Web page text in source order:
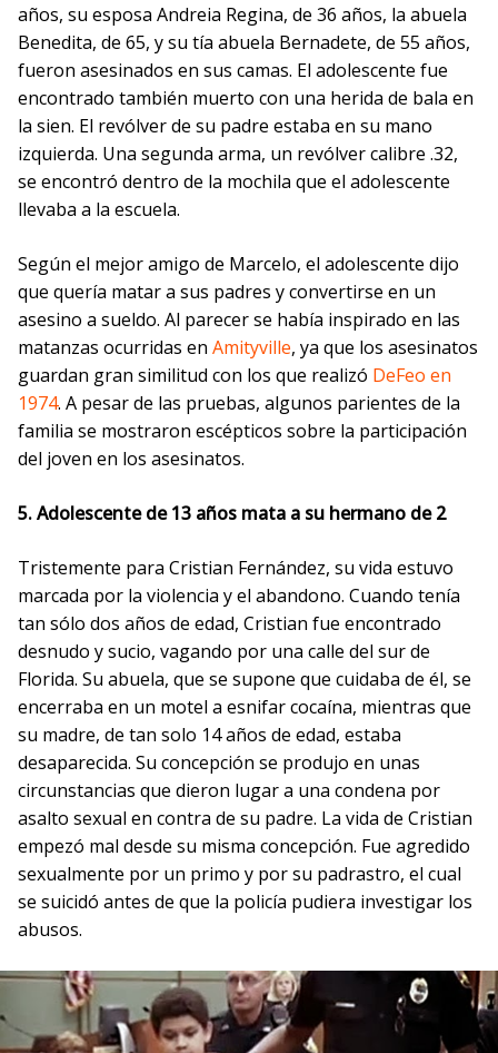
años, su esposa Andreia Regina, de 36 años, la abuela
Benedita, de 65, y su tía ​​abuela Bernadete, de 55 años,
fueron asesinados en sus camas. El adolescente fue
encontrado también muerto con una herida de bala en
la sien. El revólver de su padre estaba en su mano
izquierda. Una segunda arma, un revólver calibre .32,
se encontró dentro de la mochila que el adolescente
llevaba a la escuela.
Según el mejor amigo de Marcelo, el adolescente dijo
que quería matar a sus padres y convertirse en un
asesino a sueldo. Al parecer se había inspirado en las
matanzas ocurridas en Amityville, ya que los asesinatos
guardan gran similitud con los que realizó DeFeo en
1974. A pesar de las pruebas, algunos parientes de la
familia se mostraron escépticos sobre la participación
del joven en los asesinatos.
5. Adolescente de 13 años mata a su hermano de 2
Tristemente para Cristian Fernández, su vida estuvo
marcada por la violencia y el abandono. Cuando tenía
tan sólo dos años de edad, Cristian fue encontrado
desnudo y sucio, vagando por una calle del sur de
Florida. Su abuela, que se supone que cuidaba de él, se
encerraba en un motel a esnifar cocaína, mientras que
su madre, de tan solo 14 años de edad, estaba
desaparecida. Su concepción se produjo en unas
circunstancias que dieron lugar a una condena por
asalto sexual en contra de su padre. La vida de Cristian
empezó mal desde su misma concepción. Fue agredido
sexualmente por un primo y por su padrastro, el cual
se suicidó antes de que la policía pudiera investigar los
abusos.